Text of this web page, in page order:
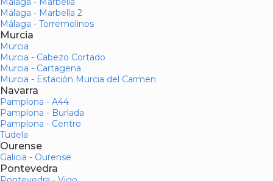
Málaga - Marbella 2
Málaga - Torremolinos
Murcia
Murcia
Murcia - Cabezo Cortado
Murcia - Cartagena
Murcia - Estación Murcia del Carmen
Navarra
Pamplona - A44
Pamplona - Burlada
Pamplona - Centro
Tudela
Ourense
Galicia - Ourense
Pontevedra